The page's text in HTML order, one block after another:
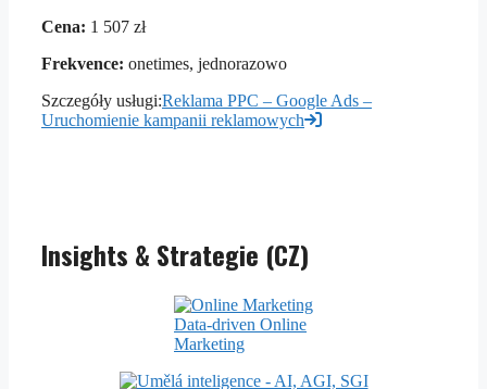
Cena: 1 507 zł
Frekvence: onetimes, jednorazowo
Szczegóły usługi:Reklama PPC – Google Ads –
Uruchomienie kampanii reklamowych
Insights & Strategie (CZ)
Data-driven Online
Marketing